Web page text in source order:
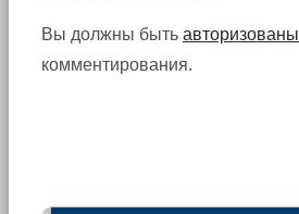
Вы должны быть авторизованы
комментирования.